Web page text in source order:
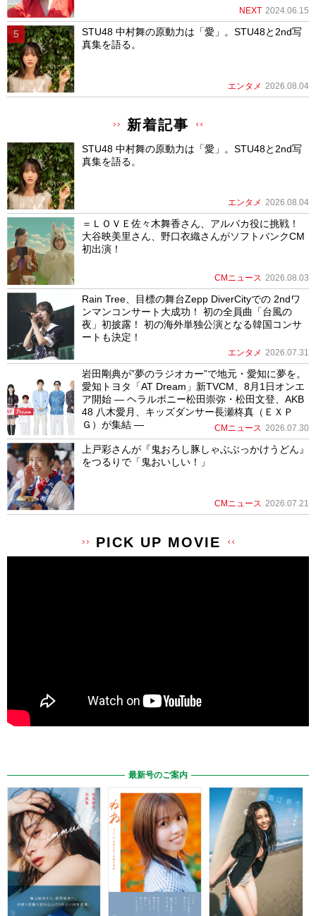
NEXT 2024.06.15
STU48 中村舞の原動力は「愛」。STU48と2nd写
真集を語る。
エンタメ 2026.08.04
新着記事
STU48 中村舞の原動力は「愛」。STU48と2nd写
真集を語る。
エンタメ 2026.08.04
＝ＬＯＶＥ佐々木舞香さん、アルパカ役に挑戦！
大谷映美里さん、野口衣織さんがソフトバンクCM
初出演！
CMニュース 2026.08.03
Rain Tree、目標の舞台Zepp DiverCityでの 2ndワ
ンマンコンサート大成功！ 初の全員曲「台風の
夜」初披露！ 初の海外単独公演となる韓国コンサ
ートも決定！
エンタメ 2026.07.31
岩田剛典が”夢のラジオカー”で地元・愛知に夢を。
愛知トヨタ「AT Dream」新TVCM、8月1日オンエ
ア開始 ― ヘラルボニー松田崇弥・松田文登、AKB
48 八木愛月、キッズダンサー長瀬柊真（ＥＸＰ
Ｇ）が集結 ―
CMニュース 2026.07.30
上戸彩さんが『鬼おろし豚しゃぶぶっかけうどん』
をつるりで「鬼おいしい！」
CMニュース 2026.07.21
PICK UP MOVIE
最新号のご案内